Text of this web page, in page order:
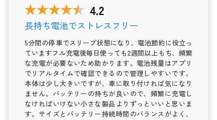
長持ち電池でストレスフリー
5分間の停車でスリープ状態になり、電池節約に役立っ
ていますフル充電後毎日使っても2週間以上もち、頻繁
な充電が必要ないため助かります。電池残量はアプリ
でリアルタイムで確認できるので管理しやすいです。
本体は少し大きいですが、車に取り付ければ気になり
ません。バッテリーの持ちが良いので、頻繁に充電し
なければいけない小さな製品よりずっといいと思いま
す。サイズとバッテリー持続時間のバランスがよく、